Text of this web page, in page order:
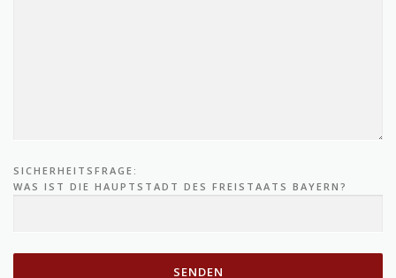
SICHERHEITSFRAGE:
WAS IST DIE HAUPTSTADT DES FREISTAATS BAYERN?